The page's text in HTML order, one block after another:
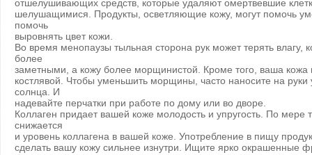
отшелушивающих средств, которые удаляют омертвевшие
шелушащимися. Продукты, осветляющие кожу, могут помочь
помочь
выровнять цвет кожи.
Во время менопаузы тыльная сторона рук может терять влагу,
более
заметными, а кожу более морщинистой. Кроме того, ваша кожа
костлявой. Чтобы уменьшить морщины, часто наносите на
солнца. И
надевайте перчатки при работе по дому или во дворе.
Коллаген придает вашей коже молодость и упругость. По мере
снижается
и уровень коллагена в вашей коже. Употребление в пищу
сделать вашу кожу сильнее изнутри. Ищите ярко окрашенные